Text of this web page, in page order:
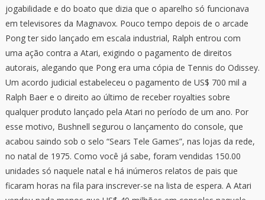
jogabilidade e do boato que dizia que o aparelho só funcionava
em televisores da Magnavox. Pouco tempo depois de o arcade
Pong ter sido lançado em escala industrial, Ralph entrou com
uma ação contra a Atari, exigindo o pagamento de direitos
autorais, alegando que Pong era uma cópia de Tennis do Odissey.
Um acordo judicial estabeleceu o pagamento de US$ 700 mil a
Ralph Baer e o direito ao último de receber royalties sobre
qualquer produto lançado pela Atari no período de um ano. Por
esse motivo, Bushnell segurou o lançamento do console, que
acabou saindo sob o selo “Sears Tele Games”, nas lojas da rede,
no natal de 1975. Como você já sabe, foram vendidas 150.00
unidades só naquele natal e há inúmeros relatos de pais que
ficaram horas na fila para inscrever-se na lista de espera. A Atari